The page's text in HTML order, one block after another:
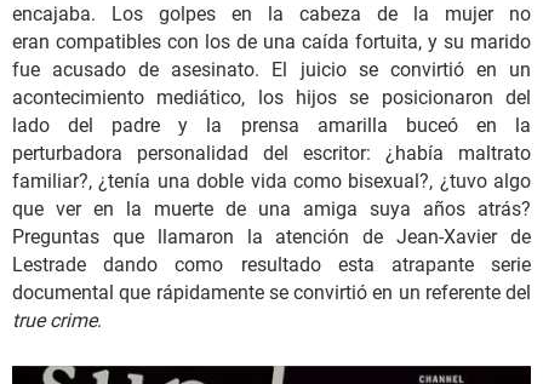
encajaba. Los golpes en la cabeza de la mujer no
eran compatibles con los de una caída fortuita, y su marido
fue acusado de asesinato. El juicio se convirtió en un
acontecimiento mediático, los hijos se posicionaron del
lado del padre y la prensa amarilla buceó en la
perturbadora personalidad del escritor: ¿había maltrato
familiar?, ¿tenía una doble vida como bisexual?, ¿tuvo algo
que ver en la muerte de una amiga suya años atrás?
Preguntas que llamaron la atención de Jean-Xavier de
Lestrade dando como resultado esta atrapante serie
documental que rápidamente se convirtió en un referente del
true crime.